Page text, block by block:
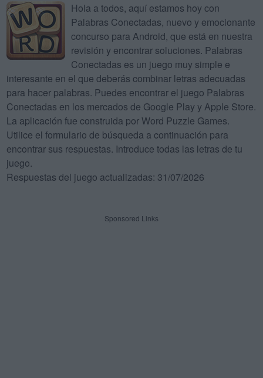
Hola a todos, aquí estamos hoy con
Palabras Conectadas, nuevo y emocionante
concurso para Android, que está en nuestra
revisión y encontrar soluciones. Palabras
Conectadas es un juego muy simple e
interesante en el que deberás combinar letras adecuadas
para hacer palabras. Puedes encontrar el juego Palabras
Conectadas en los mercados de Google Play y Apple Store.
La aplicación fue construida por Word Puzzle Games.
Utilice el formulario de búsqueda a continuación para
encontrar sus respuestas. Introduce todas las letras de tu
juego.
Respuestas del juego actualizadas: 31/07/2026
Sponsored Links